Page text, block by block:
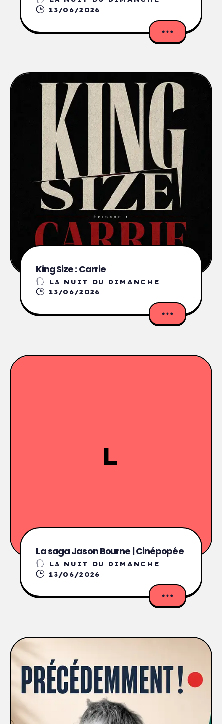
13/06/2026
King Size : Carrie
LA NUIT DU DIMANCHE
13/06/2026
L
La saga Jason Bourne | Cinépopée
LA NUIT DU DIMANCHE
13/06/2026